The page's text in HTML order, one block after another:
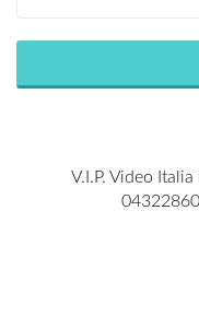
V.I.P. Video